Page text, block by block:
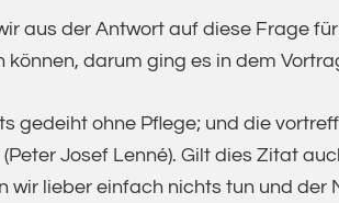
aus der Antwort auf diese Frage
können, darum ging es in dem
gedeiht ohne Pflege; und die
(Peter Josef Lenné). Gilt dies Zitat
wir lieber einfach nichts tun und